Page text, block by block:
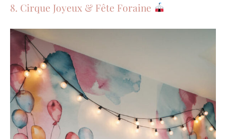
8. Cirque Joyeux & Fête Foraine